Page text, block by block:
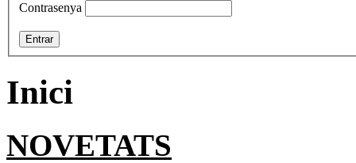
Contrasenya
Inici
NOVETATS